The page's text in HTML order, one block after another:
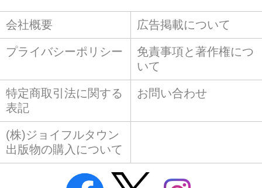
会社概要 広告掲載について
プライバシーポリシー
免責事項と著作権につ
いて
特定商取引法に関する
表記
お問い合わせ
(株)ジョイフルタウン
出版物の購入について